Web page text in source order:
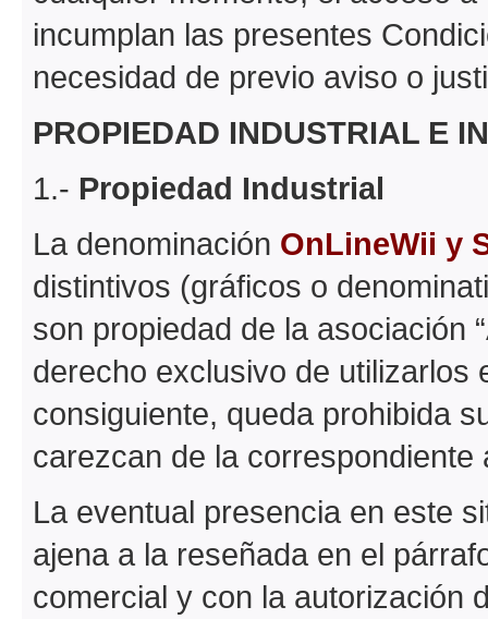
incumplan las presentes
necesidad de previo aviso o
PROPIEDAD INDUSTRIAL E
1.- Propiedad Industrial
La denominación OnLineWii y
distintivos (gráficos o
son propiedad de la asociación
derecho exclusivo de utilizarlos
consiguiente, queda prohibida
carezcan de la correspondiente
La eventual presencia en este
ajena a la reseñada en el
comercial y con la autorización